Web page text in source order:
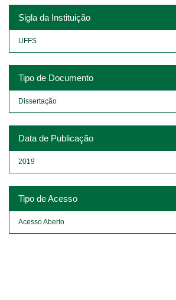
Sigla da Instituição
UFFS
Tipo de Documento
Dissertação
Data de Publicação
2019
Tipo de Acesso
Acesso Aberto